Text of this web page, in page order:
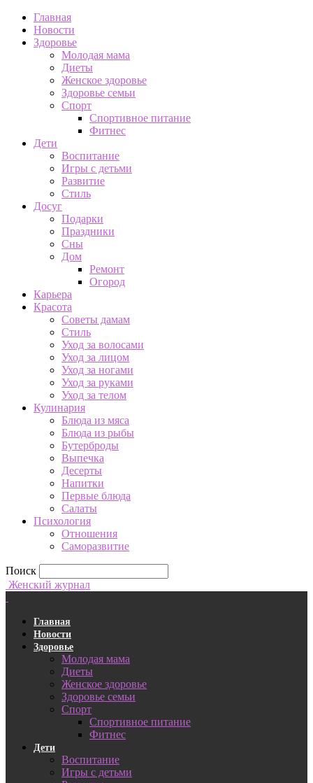
Главная
Новости
Здоровье
Молодая мама
Диеты
Женское здоровье
Здоровье семьи
Спорт
Спортивное питание
Фитнес
Дети
Воспитание
Игры с детьми
Развитие
Стиль
Досуг
Подарки
Праздники
Сны
Дом
Ремонт
Огород
Карьера
Красота
Советы дамам
Стиль
Уход за волосами
Уход за лицом
Уход за ногами
Уход за руками
Уход за телом
Кулинария
Блюда из мяса
Блюда из рыбы
Бутерброды
Выпечка
Десерты
Напитки
Первые блюда
Салаты
Психология
Отношения
Саморазвитие
Поиск
Женский журнал
Главная
Новости
Здоровье
Молодая мама
Диеты
Женское здоровье
Здоровье семьи
Спорт
Спортивное питание
Фитнес
Дети
Воспитание
Игры с детьми